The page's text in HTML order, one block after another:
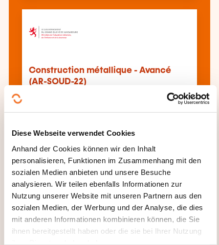
Diese Webseite verwendet Cookies
Anhand der Cookies können wir den Inhalt
personalisieren, Funktionen im Zusammenhang mit den
sozialen Medien anbieten und unsere Besuche
analysieren. Wir teilen ebenfalls Informationen zur
Nutzung unserer Website mit unseren Partnern aus den
sozialen Medien, der Werbung und der Analyse, die dies
mit anderen Informationen kombinieren können, die Sie
ihnen bereitgestellt haben oder die sie bei Ihrer Nutzung
Construction métallique - Avancé
(AR-SOUD-22)
Diese anderen Weiterbildungen könnten Sie
auch interessieren:
Autogenschweißen
Bearbeitung
Blechverarbeitung
Drehen
Eisenverarbeitung
Formung
Fräsen
Gießerei
Kunststoffschweißen
Kunststoffverarbeitung
Lichtbogenschweißen
Lichtbogenschweißen